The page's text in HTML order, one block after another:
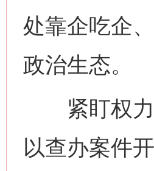
处靠企吃企
政治生态。
紧盯权力
以查办案件